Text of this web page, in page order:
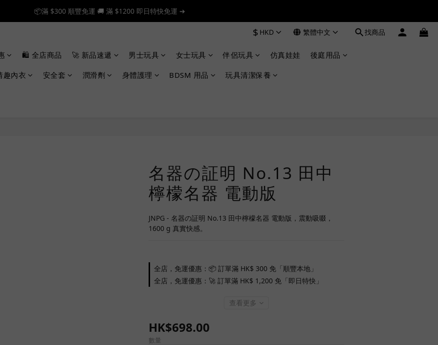
📦滿 $300 順豐免運 🚚 滿 $1200 即日特快免運 ➔
📦滿 $300 順豐免運 🚚 滿 $1200 即日特快免運 ➔
📦滿 $300 順豐免運 🚚 滿 $1200 即日特快免運 ➔
$ HKD 繁體中文 找商品
🛍️ 全店商品 🚀 新品速遞 男士玩具 女士玩具 伴侶玩具 仿真娃娃 後庭用品
趣內衣 安全套 潤滑劑 身體護理 BDSM 用品 玩具清潔保養
名器の証明 No.13 田中
檸檬名器 電動版
JNPG - 名器の証明 No.13 田中檸檬名器 電動版，震動吸啜，
1600 g 真實快感。
全店，免運優惠：📦 訂單滿 HK$ 300 免「順豐本地」
全店，免運優惠：🚀 訂單滿 HK$ 1,200 免「即日特快」
查看更多
HK$698.00
數量